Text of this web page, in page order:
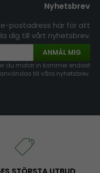
Nyhetsbrev
e-postadress här för att
dig till vårt nyhetsbrev.
ANMÄL MIG
du matar in kommer endast
användas till våra nyhetsbrev.